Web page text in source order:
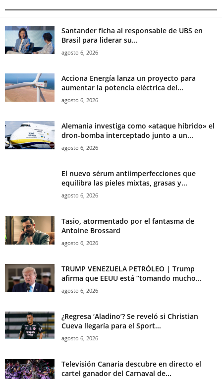
Santander ficha al responsable de UBS en
Brasil para liderar su...
agosto 6, 2026
Acciona Energía lanza un proyecto para
aumentar la potencia eléctrica del...
agosto 6, 2026
Alemania investiga como «ataque híbrido» el
dron-bomba interceptado junto a un...
agosto 6, 2026
El nuevo sérum antiimperfecciones que
equilibra las pieles mixtas, grasas y...
agosto 6, 2026
Tasio, atormentado por el fantasma de
Antoine Brossard
agosto 6, 2026
TRUMP VENEZUELA PETRÓLEO | Trump
afirma que EEUU está “tomando mucho...
agosto 6, 2026
¿Regresa ‘Aladino’? Se reveló si Christian
Cueva llegaría para el Sport...
agosto 6, 2026
Televisión Canaria descubre en directo el
cartel ganador del Carnaval de...